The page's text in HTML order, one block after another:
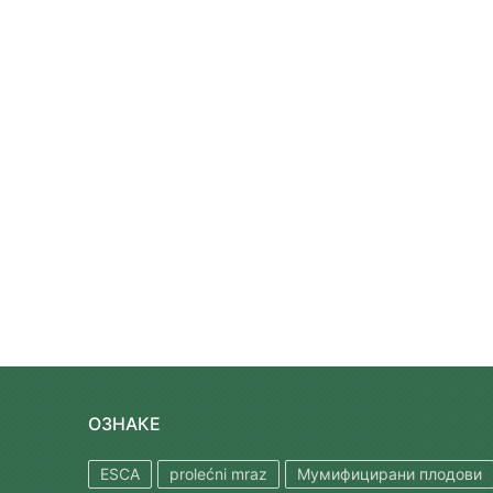
ОЗНАКЕ
ESCA prolećni mraz Мумифицирани плодови